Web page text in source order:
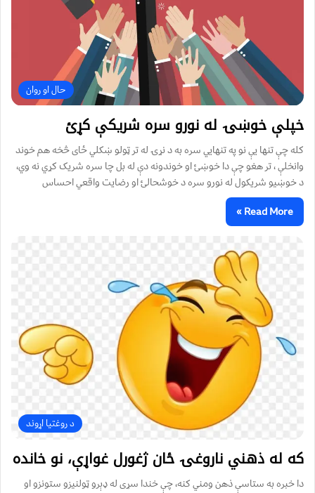
حال او روان
خپلې خوښۍ له نورو سره شریکې کړئ
کله چې تنها یې نو په تنهایي سره به د نړۍ له تر ټولو ښکلي ځای څخه هم خوند
وانخلې ، تر هغو چې دا خوښئ او خوندونه دې له بل چا سره شریک کړي نه وي،
د خوښیو شریکول له نورو سره د خوشحالئ او رضایت واقعي احساس
Read More »
د روغتیا اړوند
که له ذهني ناروغۍ ځان ژغورل غواړې، نو خانده
دا خبره به ستاسې ذهن ومني کنه، چې خندا سړی له ډېرو ټولنيزو ستونزو او